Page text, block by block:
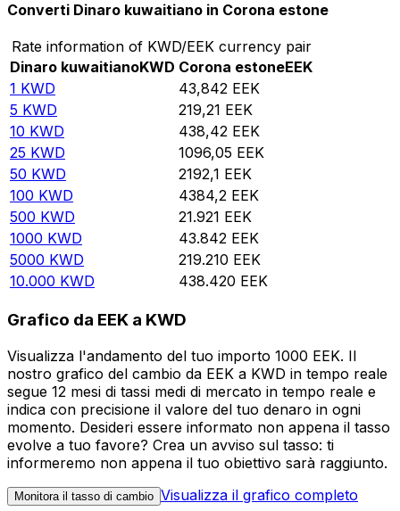
Converti Dinaro kuwaitiano in Corona estone
Rate information of KWD/EEK currency pair
Dinaro kuwaitianoKWD Corona estoneEEK
1 KWD 43,842 EEK
5 KWD 219,21 EEK
10 KWD 438,42 EEK
25 KWD 1096,05 EEK
50 KWD 2192,1 EEK
100 KWD 4384,2 EEK
500 KWD 21.921 EEK
1000 KWD 43.842 EEK
5000 KWD 219.210 EEK
10.000 KWD 438.420 EEK
Grafico da EEK a KWD
Visualizza l'andamento del tuo importo 1000 EEK. Il
nostro grafico del cambio da EEK a KWD in tempo reale
segue 12 mesi di tassi medi di mercato in tempo reale e
indica con precisione il valore del tuo denaro in ogni
momento. Desideri essere informato non appena il tasso
evolve a tuo favore? Crea un avviso sul tasso: ti
informeremo non appena il tuo obiettivo sarà raggiunto.
Monitora il tasso di cambio Visualizza il grafico completo